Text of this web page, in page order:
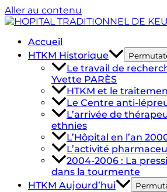
Aller au contenu
Accueil
HTKM Historique
Le travail de
Yvette PARÈS​
HTKM et le
Le Centre anti-
L’arrivée de
ethnies
L’Hôpital en l’an
L’activité
2004-2006 : La
dans la tourmente
HTKM Aujourd’hui